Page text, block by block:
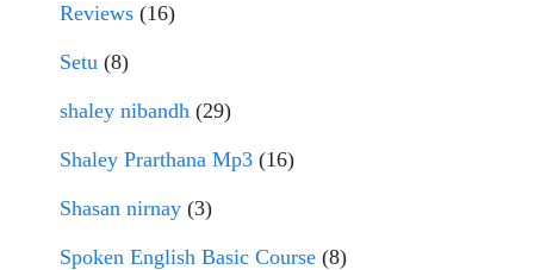
Reviews (16)
Setu (8)
shaley nibandh (29)
Shaley Prarthana Mp3 (16)
Shasan nirnay (3)
Spoken English Basic Course (8)